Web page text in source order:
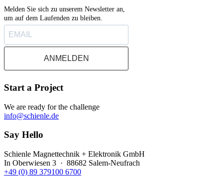
Melden Sie sich zu unserem Newsletter an,
um auf dem Laufenden zu bleiben.
ANMELDEN
Start a Project
We are ready for the challenge
info@schienle.de
Say Hello
Schienle Magnettechnik + Elektronik GmbH
In Oberwiesen 3 · 88682 Salem-Neufrach
+49 (0) 89 379100 6700